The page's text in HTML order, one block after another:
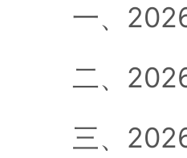
一、
二、
三、